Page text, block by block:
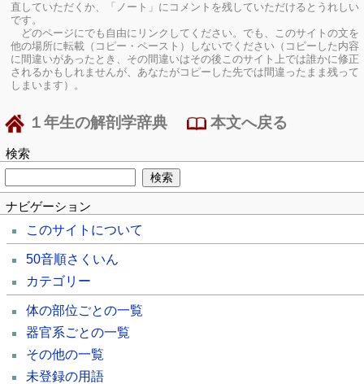
直していただくか、「ノート」にコメントを残していただけるとうれしい
です。
どのページにでも自由にリンクしてください。でも、このサイトの文を
他の場所に転載（コピー・ペースト）しないでください（コピーした内容
に間違いがあったとき、その間違いはその後このサイト上では誰かに修正
されるかもしれませんが、あなたがコピーした先では間違ったまま残って
しまいます）。
１年生の解剖学辞典 本文へ戻る
検索
ナビゲーション
このサイトについて
50音順さくいん
カテゴリー
体の部位ごとの一覧
器官系ごとの一覧
その他の一覧
未登録の用語